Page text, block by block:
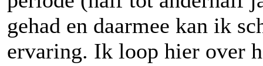
gehad en daarmee kan ik
ervaring. Ik loop hier over